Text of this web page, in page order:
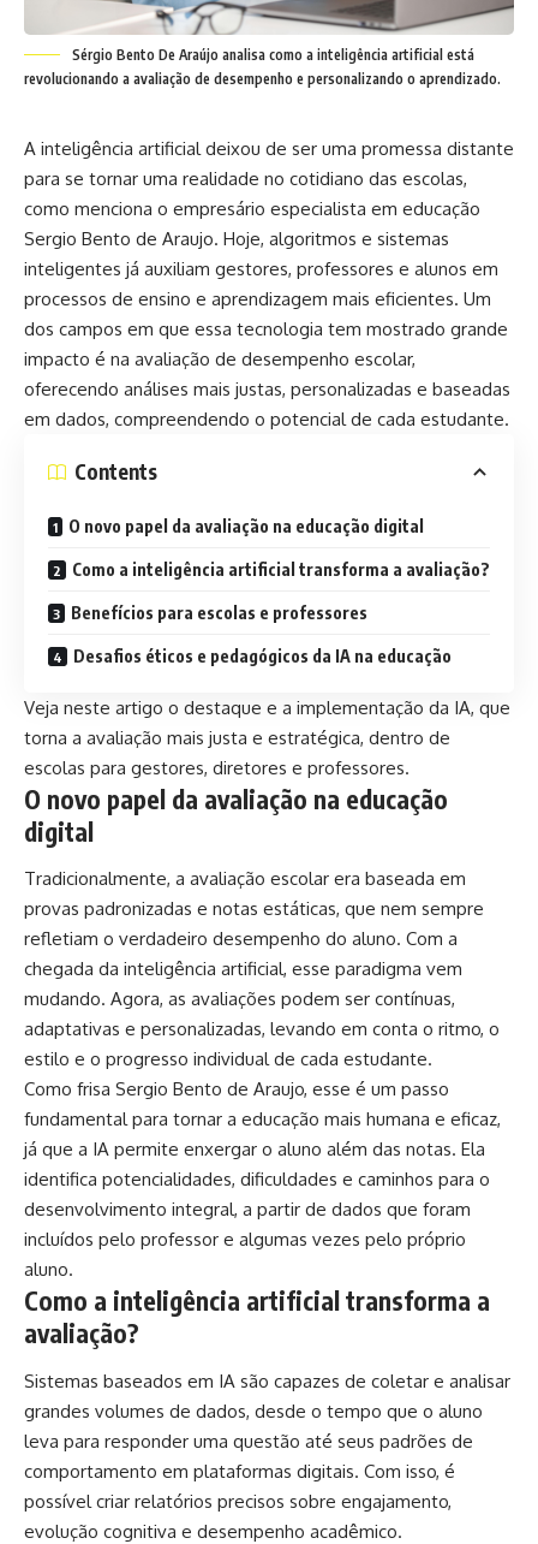
Sérgio Bento De Araújo analisa como a inteligência artificial está
revolucionando a avaliação de desempenho e personalizando o aprendizado.
A inteligência artificial deixou de ser uma promessa distante
para se tornar uma realidade no cotidiano das escolas,
como menciona o empresário especialista em educação
Sergio Bento de Araujo. Hoje, algoritmos e sistemas
inteligentes já auxiliam gestores, professores e alunos em
processos de ensino e aprendizagem mais eficientes. Um
dos campos em que essa tecnologia tem mostrado grande
impacto é na avaliação de desempenho escolar,
oferecendo análises mais justas, personalizadas e baseadas
em dados, compreendendo o potencial de cada estudante.
Contents
O novo papel da avaliação na educação digital
Como a inteligência artificial transforma a avaliação?
Benefícios para escolas e professores
Desafios éticos e pedagógicos da IA na educação
Veja neste artigo o destaque e a implementação da IA, que
torna a avaliação mais justa e estratégica, dentro de
escolas para gestores, diretores e professores.
O novo papel da avaliação na educação
digital
Tradicionalmente, a avaliação escolar era baseada em
provas padronizadas e notas estáticas, que nem sempre
refletiam o verdadeiro desempenho do aluno. Com a
chegada da inteligência artificial, esse paradigma vem
mudando. Agora, as avaliações podem ser contínuas,
adaptativas e personalizadas, levando em conta o ritmo, o
estilo e o progresso individual de cada estudante.
Como frisa Sergio Bento de Araujo, esse é um passo
fundamental para tornar a educação mais humana e eficaz,
já que a IA permite enxergar o aluno além das notas. Ela
identifica potencialidades, dificuldades e caminhos para o
desenvolvimento integral, a partir de dados que foram
incluídos pelo professor e algumas vezes pelo próprio
aluno.
Como a inteligência artificial transforma a
avaliação?
Sistemas baseados em IA são capazes de coletar e analisar
grandes volumes de dados, desde o tempo que o aluno
leva para responder uma questão até seus padrões de
comportamento em plataformas digitais. Com isso, é
possível criar relatórios precisos sobre engajamento,
evolução cognitiva e desempenho acadêmico.